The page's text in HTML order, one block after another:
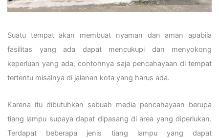
Suatu tempat akan membuat nyaman dan aman apabila
fasilitas yang ada dapat mencukupi dan menyokong
keperluan yang ada, contohnya saja pencahayaan di tempat
tertentu misalnya di jalanan kota yang harus ada.
Karena itu dibutuhkan sebuah media pencahayaan berupa
tiang lampu supaya dapat dipasang di area yang diperlukan.
Terdapat beberapa jenis tiang lampu yang dapat